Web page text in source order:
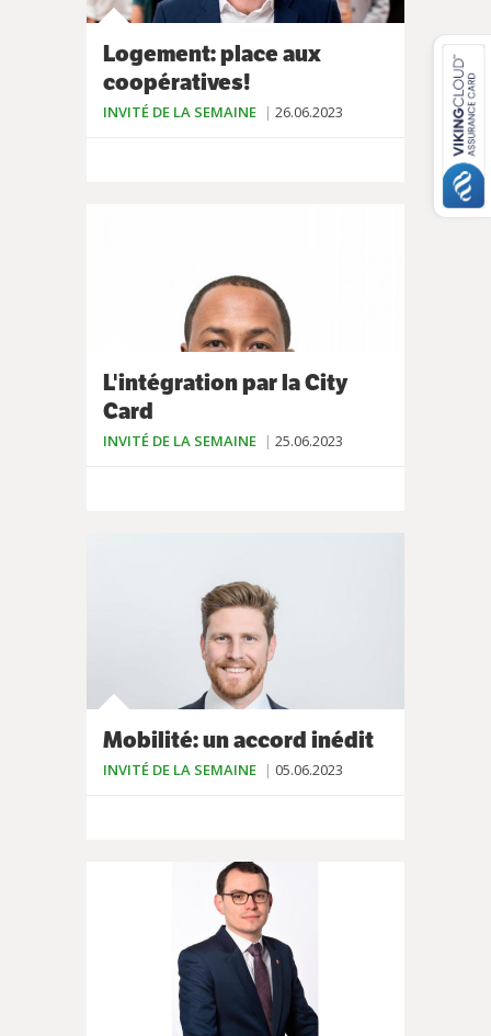
Logement: place aux
coopératives!
INVITÉ DE LA SEMAINE 26.06.2023
L'intégration par la City
Card
INVITÉ DE LA SEMAINE 25.06.2023
Mobilité: un accord inédit
INVITÉ DE LA SEMAINE 05.06.2023